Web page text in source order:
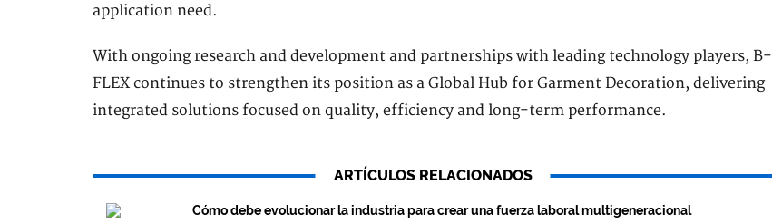
application need.
With ongoing research and development and partnerships with leading technology players, B-
FLEX continues to strengthen its position as a Global Hub for Garment Decoration, delivering
integrated solutions focused on quality, efficiency and long-term performance.
ARTÍCULOS RELACIONADOS
Cómo debe evolucionar la industria para crear una fuerza laboral multigeneracional